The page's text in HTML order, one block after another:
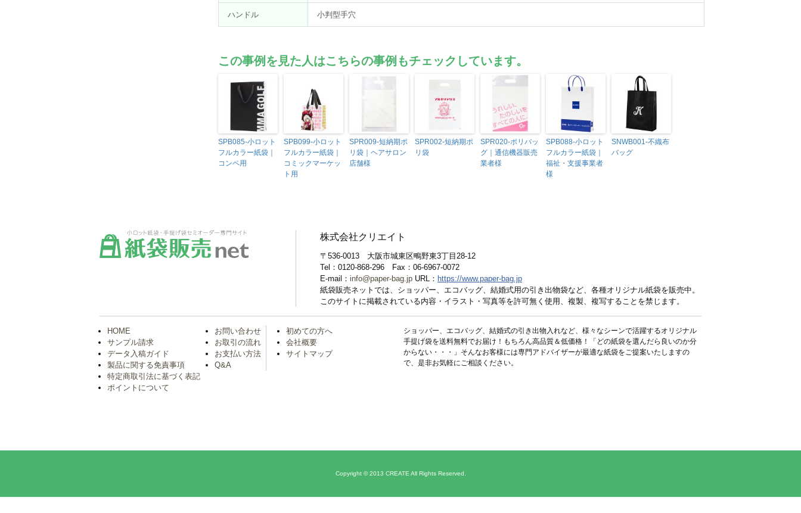
ハンドル 小判型手穴
この事例を見た人はこちらの事例もチェックしています。
SPB085-小ロット
フルカラー紙袋｜
コンペ用
SPB099-小ロット
フルカラー紙袋｜
コミックマーケッ
ト用
SPR009-短納期ポ
リ袋｜ヘアサロン
店舗様
SPR002-短納期ポ
リ袋
SPR020-ポリバッ
グ｜通信機器販売
業者様
SPB088-小ロット
フルカラー紙袋｜
福祉・支援事業者
様
SNWB001-不織布
バッグ
株式会社クリエイト
〒536-0013 大阪市城東区鴫野東3丁目28-12
Tel：0120-868-296 Fax：06-6967-0072
E-mail： info@paper-bag.jp URL： https://www.paper-bag.jp
紙袋販売ネットでは、ショッパー、エコバッグ、結婚式用の引き出物袋など、各種オリジナル紙袋を販売中。
このサイトに掲載されている内容・イラスト・写真等を許可無く使用、複製、複写することを禁じます。
HOME
サンプル請求
データ入稿ガイド
製品に関する免責事項
特定商取引法に基づく表記
ポイントについて
お問い合わせ
お取引の流れ
お支払い方法
Q&A
初めての方へ
会社概要
サイトマップ
ショッパー、エコバッグ、結婚式の引き出物入れなど、様々なシーンで活躍するオリジナル
手提げ袋を送料無料でお届け！もちろん高品質＆低価格！「どの紙袋を選んだら良いのか分
からない・・・」そんなお客様には専門アドバイザーが最適な紙袋をご提案いたしますの
で、是非お気軽にご相談ください。
Copyright © 2013 CREATE All Rights Reserved.